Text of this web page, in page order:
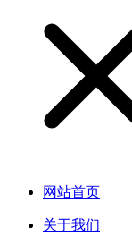
网站首页
关于我们